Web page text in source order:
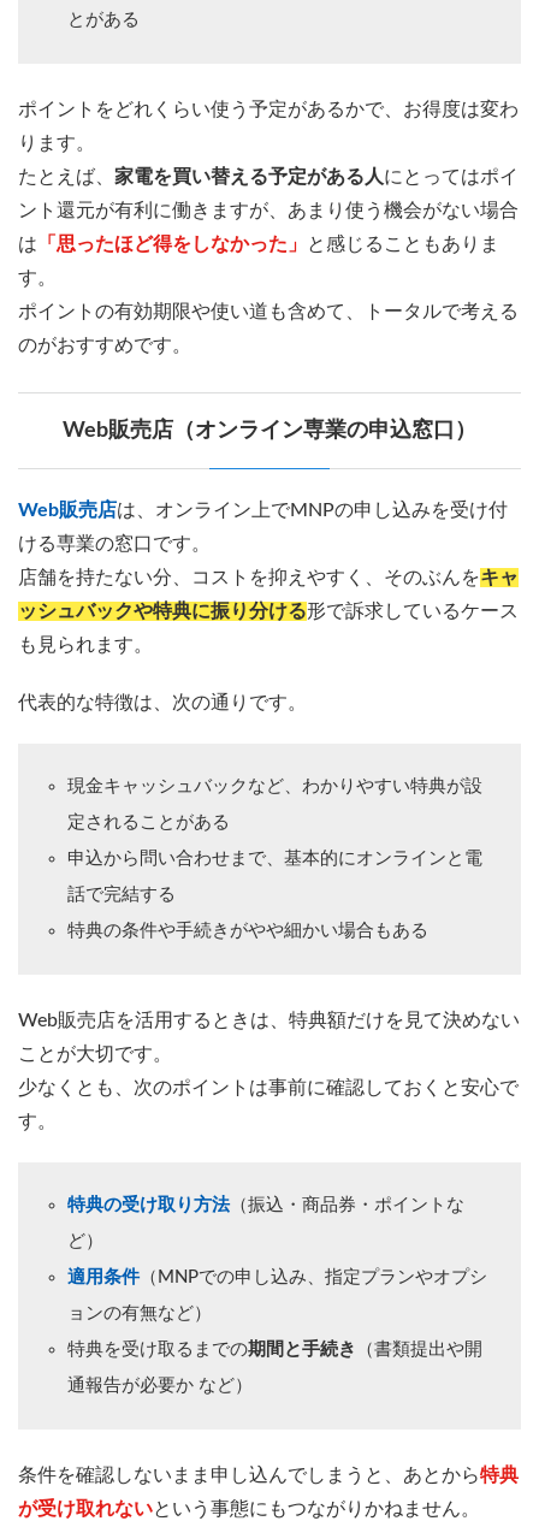
とがある
ポイントをどれくらい使う予定があるかで、お得度は変わ
ります。
たとえば、 家電を買い替える予定がある人にとってはポイ
ント還元が有利に働きますが、あまり使う機会がない場合
は 「思ったほど得をしなかった」
と感じることもありま
す。
ポイントの有効期限や使い道も含めて、トータルで考える
のがおすすめです。
Web販売店（オンライン専業の申込窓口）
Web販売店は、オンライン上でMNPの申し込みを受け付
ける専業の窓口です。
店舗を持たない分、コストを抑えやすく、そのぶんをキャ
ッシュバックや特典に振り分ける形で訴求しているケース
も見られます。
代表的な特徴は、次の通りです。
現金キャッシュバックなど、わかりやすい特典が設
定されることがある
申込から問い合わせまで、基本的にオンラインと電
話で完結する
特典の条件や手続きがやや細かい場合もある
Web販売店を活用するときは、特典額だけを見て決めない
ことが大切です。
少なくとも、次のポイントは事前に確認しておくと安心で
す。
特典の受け取り方法（振込・商品券・ポイントな
ど）
適用条件（MNPでの申し込み、指定プランやオプシ
ョンの有無など）
特典を受け取るまでの期間と手続き
（書類提出や開
通報告が必要か など）
条件を確認しないまま申し込んでしまうと、あとから特典
が受け取れないという事態にもつながりかねません。